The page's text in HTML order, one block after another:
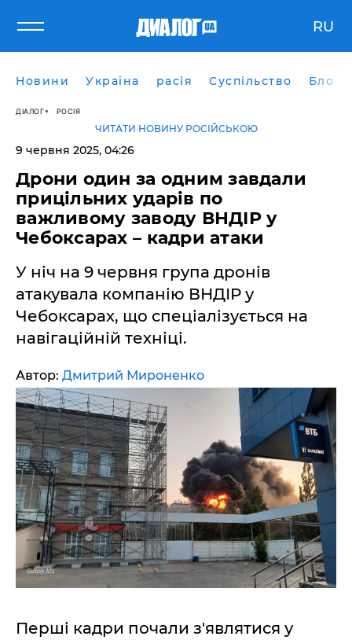
RU
Новини Україна расія Суспільство Блоги
ДІАЛОГ РОСІЯ
ЧИТАТИ НОВИНУ РОСІЙСЬКОЮ
9 червня 2025, 04:26
Дрони один за одним завдали
прицільних ударів по
важливому заводу ВНДІР у
Чебоксарах – кадри атаки
У ніч на 9 червня група дронів
атакувала компанію ВНДІР у
Чебоксарах, що спеціалізується на
навігаційній техніці.
Автор: Дмитрий Мироненко
Перші кадри почали з'являтися у